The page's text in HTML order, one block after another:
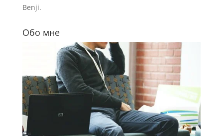
Benji.
Обо мне